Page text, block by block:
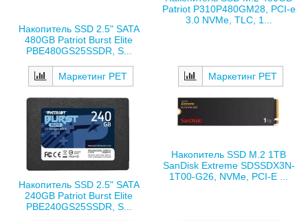
Накопитель SSD 2.5" SATA
480GB Patriot Burst Elite
PBE480GS25SSDR, S...
Маркетинг РЕТ
Patriot P310P480GM28, PCI-e
3.0 NVMe, TLC, 1...
Маркетинг РЕТ
Накопитель SSD 2.5" SATA
240GB Patriot Burst Elite
PBE240GS25SSDR, S...
Накопитель SSD M.2 1TB
SanDisk Extreme SDSSDX3N-
1T00-G26, NVMe, PCI-E ...